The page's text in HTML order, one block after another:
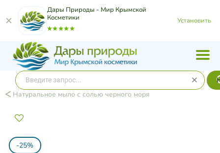
Дары Природы - Мир Крымской
Косметики
Установить
Натуральное мыло с солью черного моря
-25%